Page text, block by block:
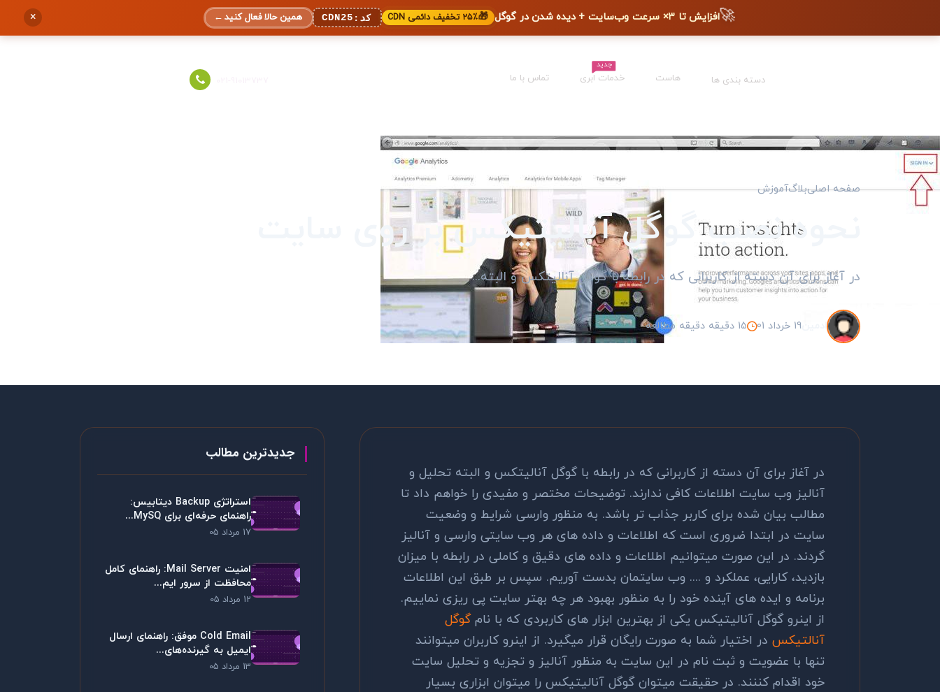
🚀افزایش تا ۳× سرعت وب‌سایت + دیده شدن در گوگل 🎁۲۵٪ تخفیف دائمی CDN کد: CDN25 همین حالا فعال کنید ←
×
دسته بندی ها هاست
جدید
خدمات ابری تماس با ما
صفحه اصلیبلاگآموزش
نحوه نصب گوگل آنالیتیکس بر روی سایت
در آغاز برای آن دسته از کاربرانی که در رابطه با گوگل آنالیتکس و البته...
19 خرداد 01 15 دقیقه دقیقه مطالعه
در آغاز برای آن دسته از کاربرانی که در رابطه با گوگل آنالیتکس و البته تحلیل و
آنالیز وب سایت اطلاعات کافی ندارند. توضیحات مختصر و مفیدی را خواهم داد تا
مطالب بیان شده برای کاربر جذاب تر باشد. به منظور وارسی شرایط و وضعیت
سایت در ابتدا ضروری است که اطلاعات و داده های هر وب سایتی وارسی و آنالیز
گردند. در این صورت میتوانیم اطلاعات و داده های دقیق و کاملی در رابطه با میزان
بازدید، کارایی، عملکرد و .... وب سایتمان بدست آوریم. سپس بر طبق این اطلاعات
برنامه و ایده های آینده خود را به منظور بهبود هر چه بهتر سایت پی ریزی نماییم.
از اینرو گوگل آنالیتیکس یکی از بهترین ابزار های کاربردی که با نامگوگل
آنالتیکس در اختیار شما به صورت رایگان قرار میگیرد. از اینرو کاربران میتوانند
تنها با عضویت و ثبت نام در این سایت به منظور آنالیز و تجزیه و تحلیل سایت
خود اقدام کننند. در حقیقت میتوان گوگل آنالیتیکس را میتوان ابزاری بسیار
جدیدترین مطالب
استراتژی Backup دیتابیس:
راهنمای حرفه‌ای برای MySQ...
17 مرداد 05
امنیت Mail Server: راهنمای کامل
محافظت از سرور ایم...
12 مرداد 05
Cold Email موفق: راهنمای ارسال
ایمیل به گیرنده‌های...
13 مرداد 05